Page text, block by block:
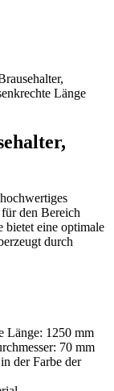
Länge
den Bereich
bietet eine optimale
durch
Länge: 1250 mm
70 mm
der Farbe der